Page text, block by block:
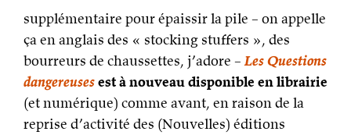
supplémentaire pour épaissir la pile – on appelle
ça en anglais des « stocking stuffers », des
bourreurs de chaussettes, j’adore –Les Questions
dangereusesest à nouveau disponible en librairie
(et numérique) comme avant, en raison de la
reprise d’activité des (Nouvelles) éditions